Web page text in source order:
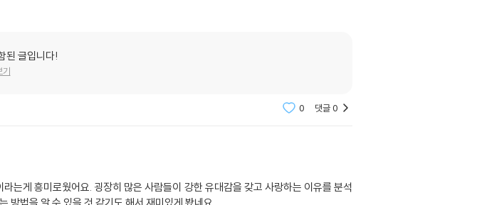
된 글입니다!
기
0 댓글0
는게 흥미로웠어요. 굉장히 많은 사람들이 강한 유대감을 갖고 사랑하는 이유를 분석